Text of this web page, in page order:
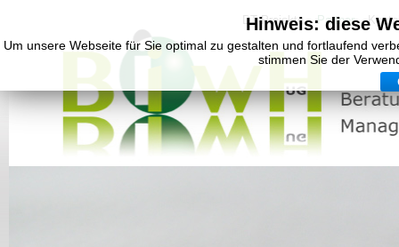
DT Projekte Partner
Hinweis: diese
Um unsere Webseite für Sie optimal zu gestalten und fortlaufend
stimmen Sie der